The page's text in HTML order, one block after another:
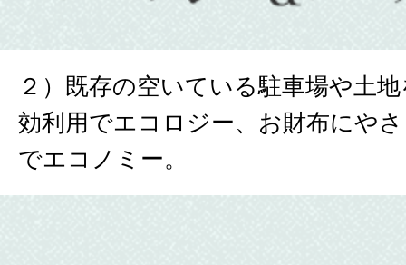
２）既存の空いている駐車場や土
効利用でエコロジー、お財布にや
でエコノミー。